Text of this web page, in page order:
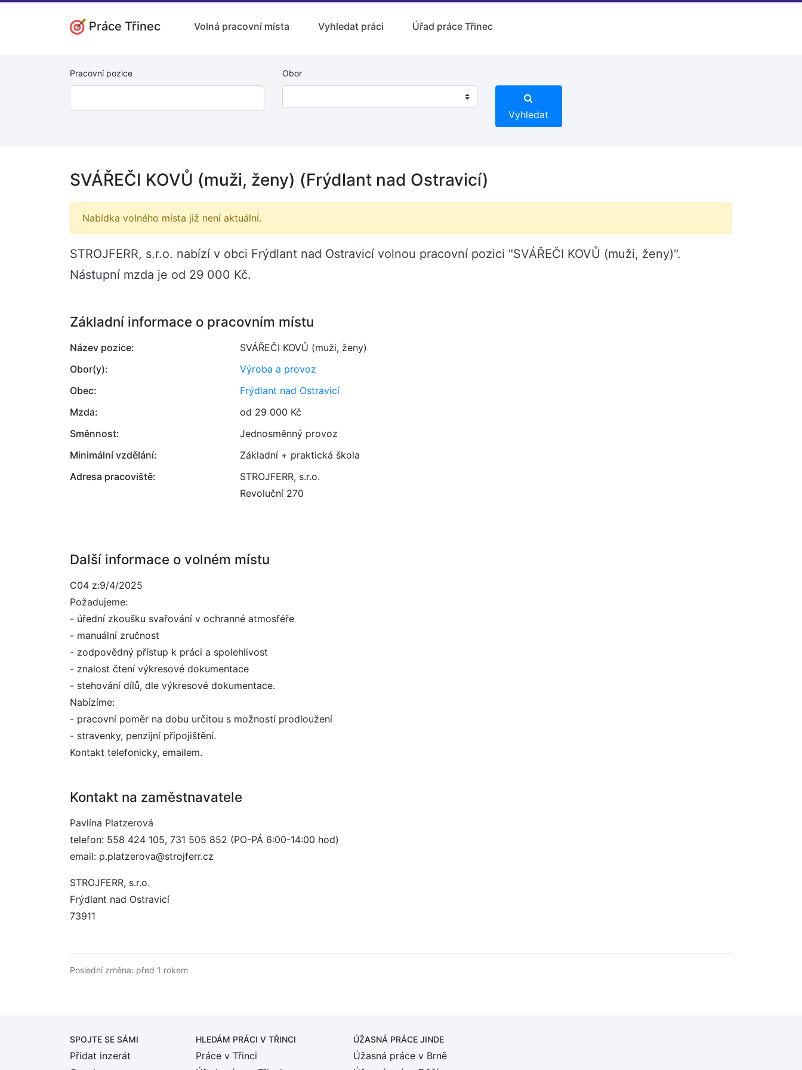
Práce Třinec Volná pracovní místa Vyhledat práci Úřad práce Třinec
Pracovní pozice Obor
Vyhledat
SVÁŘEČI KOVŮ (muži, ženy) (Frýdlant nad Ostravicí)
Nabídka volného místa již není aktuální.
STROJFERR, s.r.o. nabízí v obci Frýdlant nad Ostravicí volnou pracovní pozici "SVÁŘEČI KOVŮ (muži, ženy)".
Nástupní mzda je od 29 000 Kč.
Základní informace o pracovním místu
Název pozice:
SVÁŘEČI KOVŮ (muži, ženy)
Obor(y):
Výroba a provoz
Obec:
Frýdlant nad Ostravicí
Mzda:
od 29 000 Kč
Směnnost:
Jednosměnný provoz
Minimální vzdělání:
Základní + praktická škola
Adresa pracoviště:
STROJFERR, s.r.o.
Revoluční 270
Další informace o volném místu
C04 z:9/4/2025
Požadujeme:
- úřední zkoušku svařování v ochranné atmosféře
- manuální zručnost
- zodpovědný přístup k práci a spolehlivost
- znalost čtení výkresové dokumentace
- stehování dílů, dle výkresové dokumentace.
Nabízíme:
- pracovní poměr na dobu určitou s možností prodloužení
- stravenky, penzijní připojištění.
Kontakt telefonicky, emailem.
Kontakt na zaměstnavatele
Pavlína Platzerová
telefon: 558 424 105, 731 505 852 (PO-PÁ 6:00-14:00 hod)
email: p.platzerova@strojferr.cz
STROJFERR, s.r.o.
Frýdlant nad Ostravicí
73911
Poslední změna: před 1 rokem
SPOJTE SE SÁMI
Přidat inzerát
HLEDÁM PRÁCI V TŘINCI
Práce v Třinci
ÚŽASNÁ PRÁCE JINDE
Úžasná práce v Brně